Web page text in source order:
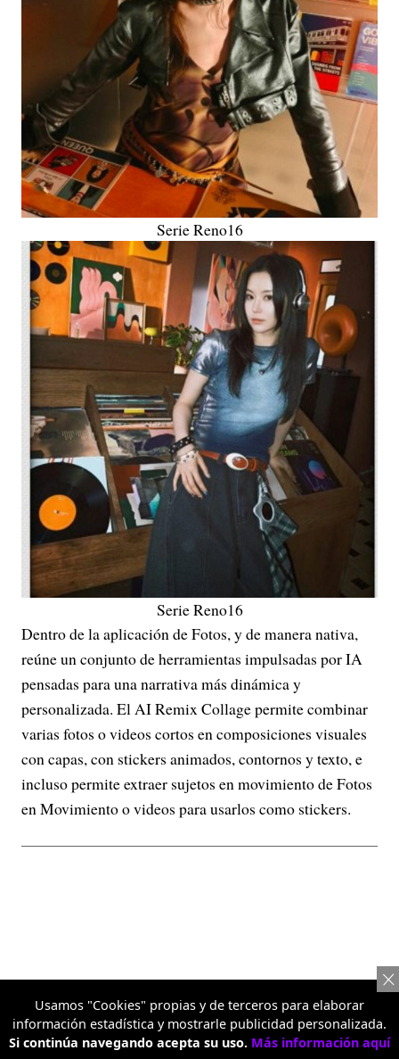
Serie Reno16
Serie Reno16
Dentro de la aplicación de Fotos, y de manera nativa,
reúne un conjunto de herramientas impulsadas por IA
pensadas para una narrativa más dinámica y
personalizada. El AI Remix Collage permite combinar
varias fotos o videos cortos en composiciones visuales
con capas, con stickers animados, contornos y texto, e
incluso permite extraer sujetos en movimiento de Fotos
en Movimiento o videos para usarlos como stickers.
Usamos "Cookies" propias y de terceros para elaborar
información estadística y mostrarle publicidad personalizada.
Si continúa navegando acepta su uso. Más información aquí